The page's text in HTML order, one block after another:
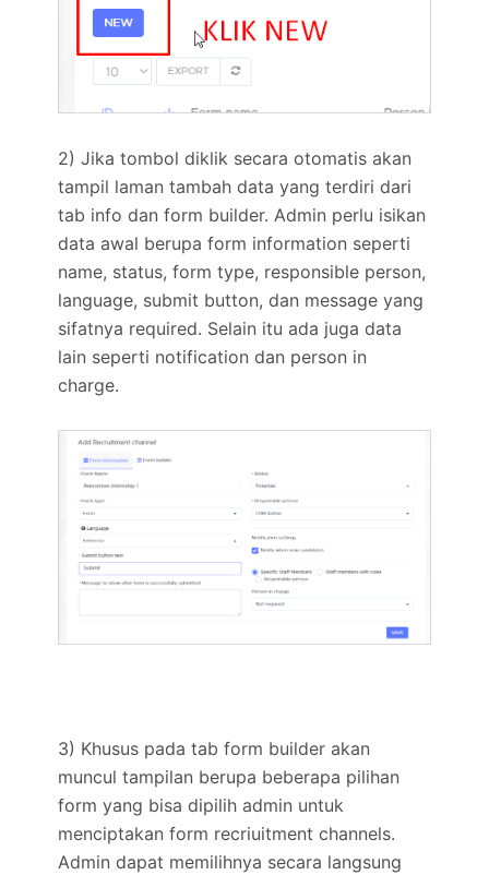
2) Jika tombol diklik secara otomatis akan
tampil laman tambah data yang terdiri dari
tab info dan form builder. Admin perlu isikan
data awal berupa form information seperti
name, status, form type, responsible person,
language, submit button, dan message yang
sifatnya required. Selain itu ada juga data
lain seperti notification dan person in
charge.
3) Khusus pada tab form builder akan
muncul tampilan berupa beberapa pilihan
form yang bisa dipilih admin untuk
menciptakan form recriuitment channels.
Admin dapat memilihnya secara langsung